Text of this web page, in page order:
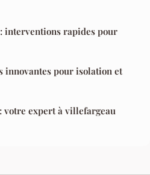
interventions rapides pour
innovantes pour isolation et
votre expert à villefargeau